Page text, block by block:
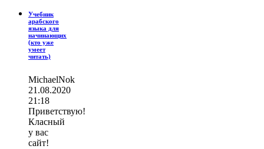
Учебник
арабского
языка для
начинающих
(кто уже
умеет
читать)
MichaelNok
21.08.2020
21:18
Приветствую!
Класный
у вас
сайт!